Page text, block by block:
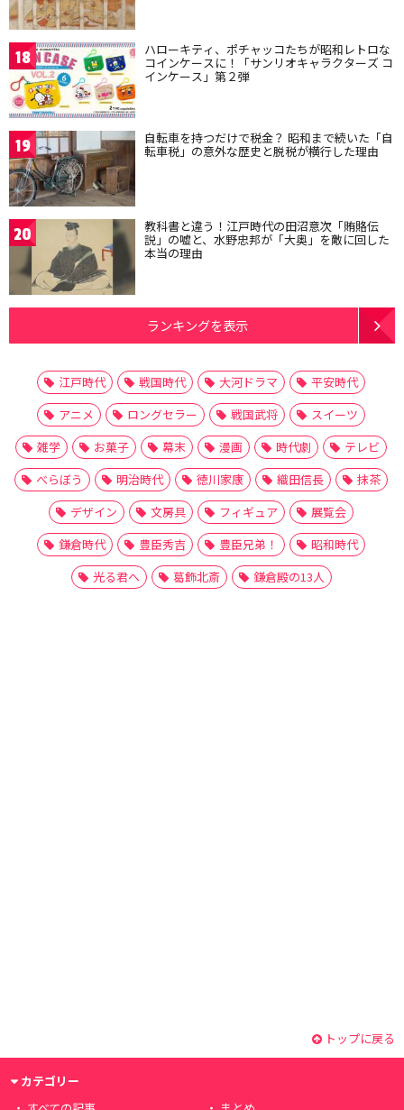
18 ハローキティ、ポチャッコたちが昭和レトロな
コインケースに！「サンリオキャラクターズ コ
インケース」第２弾
19 自転車を持つだけで税金？ 昭和まで続いた「自
転車税」の意外な歴史と脱税が横行した理由
20 教科書と違う！江戸時代の田沼意次「賄賂伝
説」の嘘と、水野忠邦が「大奥」を敵に回した
本当の理由
ランキングを表示
江戸時代 戦国時代 大河ドラマ
平安時代
アニメ
ロングセラー 戦国武将
スイーツ
雑学
お菓子 幕末 漫画 時代劇
テレビ
べらぼう
明治時代 徳川家康 織田信長
抹茶
デザイン
文房具 フィギュア
展覧会
鎌倉時代
豊臣秀吉 豊臣兄弟！
昭和時代
光る君へ
葛飾北斎 鎌倉殿の13人
トップに戻る
カテゴリー